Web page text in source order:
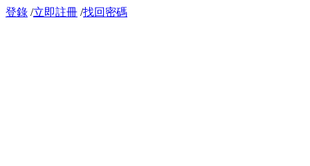
登錄 /立即註冊 /找回密碼